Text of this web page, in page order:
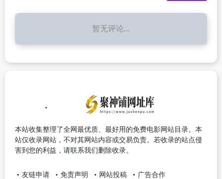
暂无评论...
本站收集整理了全网最优质、最好用的免费电影网站目录。本
站仅收录网站，不对其网站内容或交易负责。若收录的站点侵
害到您的利益，请联系我们删除收录。
友链申请 免责声明 网站投稿 广告合作